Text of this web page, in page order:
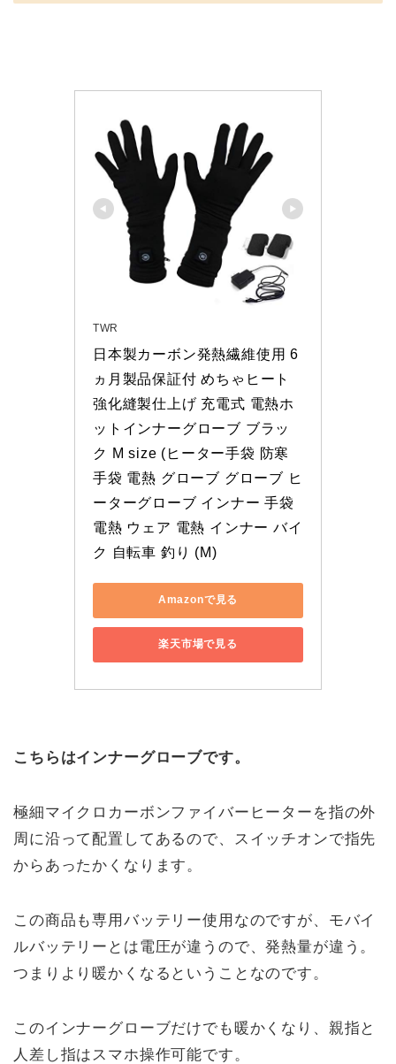
TWR
日本製カーボン発熱繊維使用 6
ヵ月製品保証付 めちゃヒート
強化縫製仕上げ 充電式 電熱ホ
ットインナーグローブ ブラッ
ク M size (ヒーター手袋 防寒
手袋 電熱 グローブ グローブ ヒ
ーターグローブ インナー 手袋
電熱 ウェア 電熱 インナー バイ
ク 自転車 釣り (M)
Amazonで見る
楽天市場で見る
こちらはインナーグローブです。
極細マイクロカーボンファイバーヒーターを指の外
周に沿って配置してあるので、スイッチオンで指先
からあったかくなります。
この商品も専用バッテリー使用なのですが、モバイ
ルバッテリーとは電圧が違うので、発熱量が違う。
つまりより暖かくなるということなのです。
このインナーグローブだけでも暖かくなり、親指と
人差し指はスマホ操作可能です。